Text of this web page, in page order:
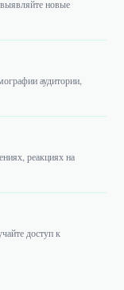
новые
аудитории,
реакциях на
доступ к